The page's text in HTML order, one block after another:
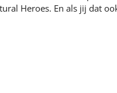
Heroes. En als jij dat